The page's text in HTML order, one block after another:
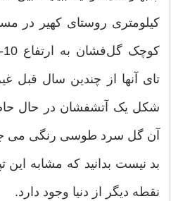
کیلومتری روستای کهیر در
تای آنها از چندین سال قبل
شکل یک آتشفشان در حال
آن گل سرد طوسی رنگی می
بد نیست بدانید که مشابه
نقطه دیگر از دنیا وجود دارد.